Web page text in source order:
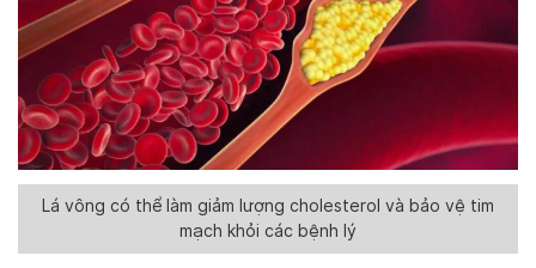
Lá vông có thể làm giảm lượng cholesterol và bảo vệ tim
mạch khỏi các bệnh lý